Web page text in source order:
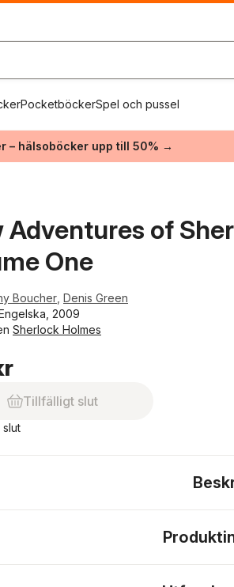
PocketböckerSpel och pussel
– hälsoböcker upp till 50% →
Adventures of
One
Boucher Denis Green
2009
Sherlock Holmes
Tillfälligt slut
slut